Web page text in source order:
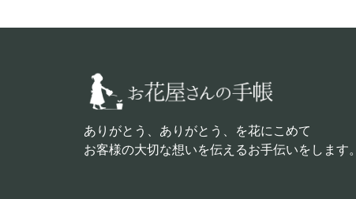
ありがとう、ありがとう、を花にこめて
お客様の大切な想いを伝えるお手伝いをします。